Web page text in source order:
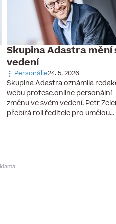
Skupina Adastra mění
vedení
Personálie24. 5. 2026
Skupina Adastra oznámila
webu profese.online personální
změnu ve svém vedení. Petr
přebírá roli ředitele pro umělou…